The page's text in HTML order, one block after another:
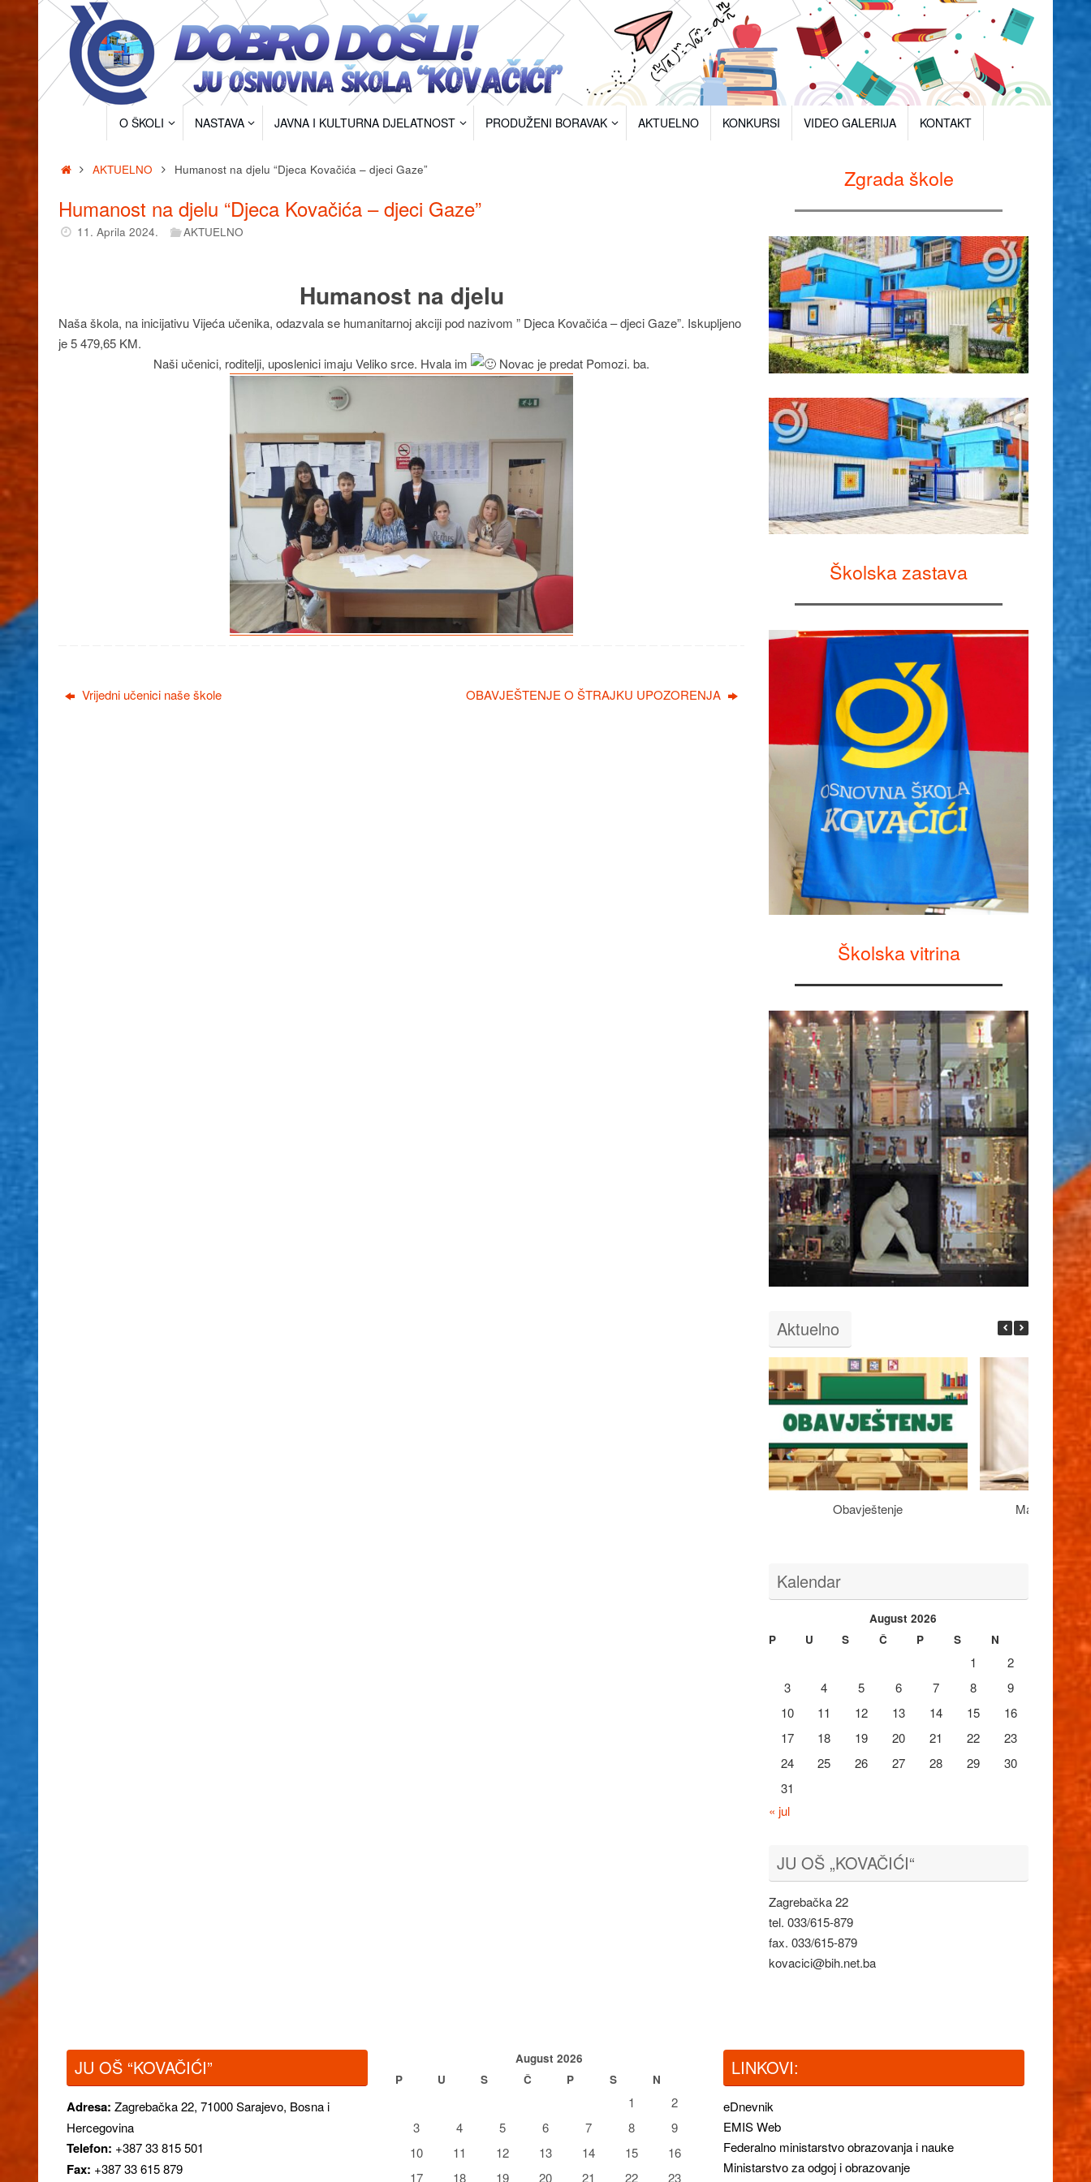
O ŠKOLI NASTAVA JAVNA I KULTURNA DJELATNOST PRODUŽENI BORAVAK AKTUELNO KONKURSI VIDEO GALERIJA KONTAKT
HomeAKTUELNO Humanost na djelu “Djeca Kovačića – djeci Gaze”
Humanost na djelu “Djeca Kovačića – djeci Gaze”
11. Aprila 2024. AKTUELNO
Humanost na djelu
Naša škola, na inicijativu Vijeća učenika, odazvala se humanitarnoj akciji pod nazivom ” Djeca Kovačića – djeci Gaze”. Iskupljeno
je 5 479,65 KM.
Naši učenici, roditelji, uposlenici imaju Veliko srce. Hvala im
Novac je predat Pomozi. ba.
Vrijedni učenici naše škole OBAVJEŠTENJE O ŠTRAJKU UPOZORENJA
Zgrada škole
Školska zastava
Školska vitrina
Aktuelno
Obavještenje Maturantima
Kalendar
August 2026
P
U S Č P S N
1
2
3
4 5 6 7 8
9
10
11 12 13 14 15
16
17
18 19 20 21 22
23
24
25 26 27 28 29
30
31
« jul
JU OŠ „KOVAČIĆI“
Zagrebačka 22
tel. 033/615-879
fax. 033/615-879
kovacici@bih.net.ba
JU OŠ “KOVAČIĆI”
Adresa: Zagrebačka 22, 71000 Sarajevo, Bosna i
Hercegovina
Telefon: +387 33 815 501
Fax: +387 33 615 879
August 2026
P
U S Č P S N
1
2
3
4 5 6 7 8
9
10
11 12 13 14 15
16
17
18 19 20 21 22 23
LINKOVI:
eDnevnik
EMIS Web
Federalno ministarstvo obrazovanja i nauke
Ministarstvo za odgoj i obrazovanje